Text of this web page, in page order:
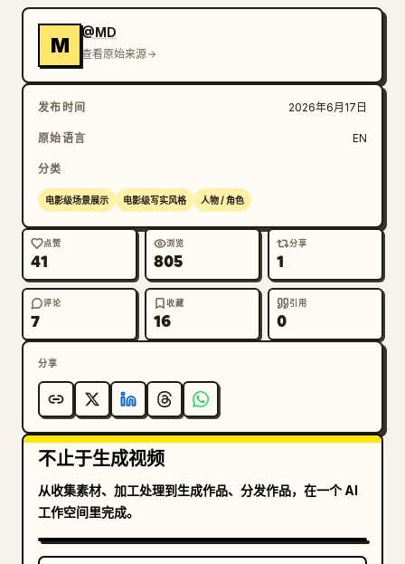
M
@MD
查看原始来源
发布时间 2026年6月17日
原始语言 EN
分类
电影级场景展示 电影级写实风格 人物 / 角色
点赞
41
浏览
805
分享
1
评论
7
收藏
16
引用
0
分享
不止于生成视频
从收集素材、加工处理到生成作品、分发作品，在一个 AI
工作空间里完成。